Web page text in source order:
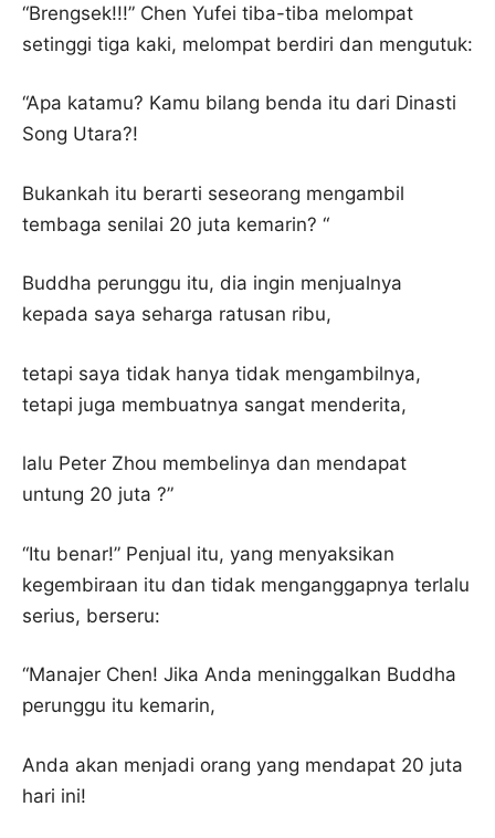
“Brengsek!!!” Chen Yufei tiba-tiba melompat
setinggi tiga kaki, melompat berdiri dan mengutuk:
“Apa katamu? Kamu bilang benda itu dari Dinasti
Song Utara?!
Bukankah itu berarti seseorang mengambil
tembaga senilai 20 juta kemarin? “
Buddha perunggu itu, dia ingin menjualnya
kepada saya seharga ratusan ribu,
tetapi saya tidak hanya tidak mengambilnya,
tetapi juga membuatnya sangat menderita,
lalu Peter Zhou membelinya dan mendapat
untung 20 juta ?”
“Itu benar!” Penjual itu, yang menyaksikan
kegembiraan itu dan tidak menganggapnya terlalu
serius, berseru:
“Manajer Chen! Jika Anda meninggalkan Buddha
perunggu itu kemarin,
Anda akan menjadi orang yang mendapat 20 juta
hari ini!